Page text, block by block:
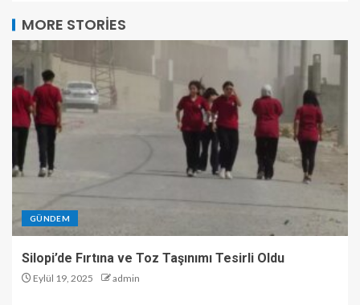
MORE STORIES
GÜNDEM
Silopi’de Fırtına ve Toz Taşınımı Tesirli Oldu
Eylül 19, 2025 admin